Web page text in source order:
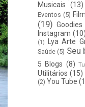
Musicais
(13)
Eventos (5)
(19) Goodies
Instagram (10)
(1)
Lya Arte
Saúde (5) Seu
5 Blogs (8)
Utilitários (15)
(2) You Tube